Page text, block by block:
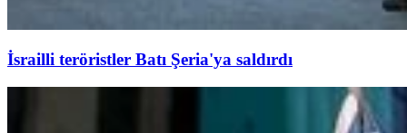
İsrailli teröristler Batı Şeria'ya saldırdı